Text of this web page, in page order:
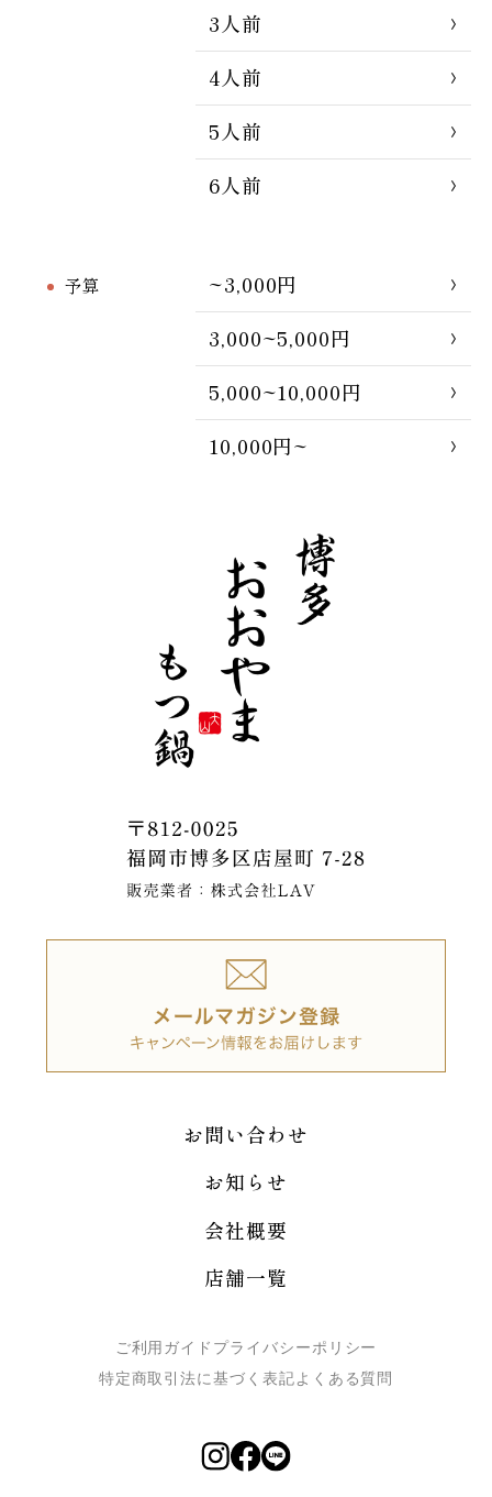
3人前
4人前
5人前
6人前
予算
~3,000円
3,000~5,000円
5,000~10,000円
10,000円~
お問い合わせ
お知らせ
会社概要
店舗一覧
ご利用ガイド プライバシーポリシー
特定商取引法に基づく表記よくある質問